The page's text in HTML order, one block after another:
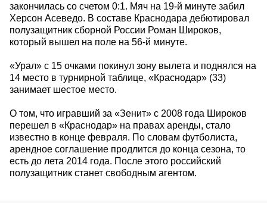
закончилась со счетом 0:1. Мяч на 19-й минуте забил
Херсон Асеведо. В составе Краснодара дебютировал
полузащитник сборной России Роман Широков,
который вышел на поле на 56-й минуте.
«Урал» с 15 очками покинул зону вылета и поднялся на
14 место в турнирной таблице, «Краснодар» (33)
занимает шестое место.
О том, что игравший за «Зенит» с 2008 года Широков
перешел в «Краснодар» на правах аренды, стало
известно в конце февраля. По словам футболиста,
арендное соглашение продлится до конца сезона, то
есть до лета 2014 года. После этого российский
полузащитник станет свободным агентом.